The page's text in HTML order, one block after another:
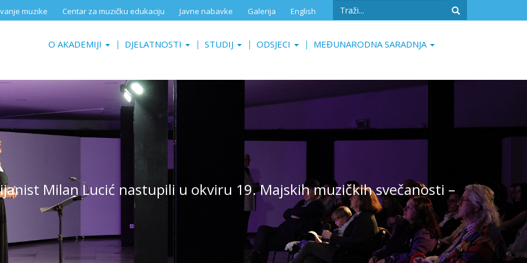
muzike Centar za muzičku edukaciju Javne nabavke Galerija English
Search
O AKADEMIJI DJELATNOSTI STUDIJ ODSJECI MEĐUNARODNA SARADNJA
Milan Lucić nastupili u okviru 19. Majskih muzičkih svečanosti –